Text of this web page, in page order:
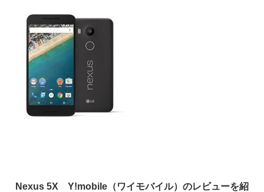
Nexus 5X Y!mobile（ワイモバイル）のレビューを紹